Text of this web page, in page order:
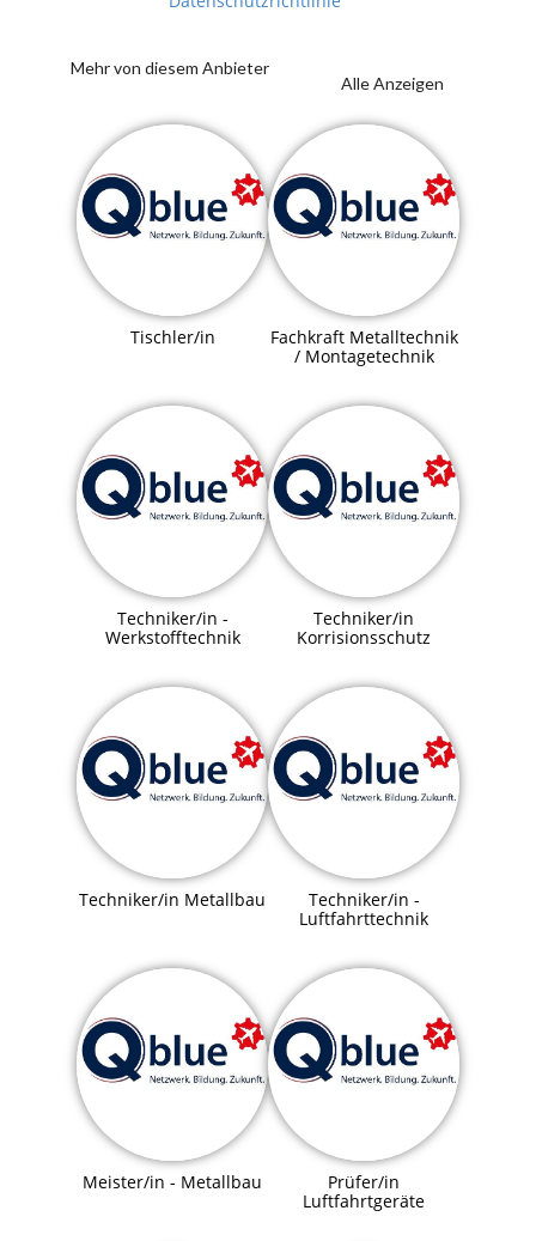
Mehr von diesem Anbieter
Alle Anzeigen
Tischler/in
Fachkraft Metalltechnik
/ Montagetechnik
Techniker/in -
Werkstofftechnik
Techniker/in
Korrisionsschutz
Techniker/in Metallbau
Techniker/in -
Luftfahrttechnik
Meister/in - Metallbau
Prüfer/in
Luftfahrtgeräte